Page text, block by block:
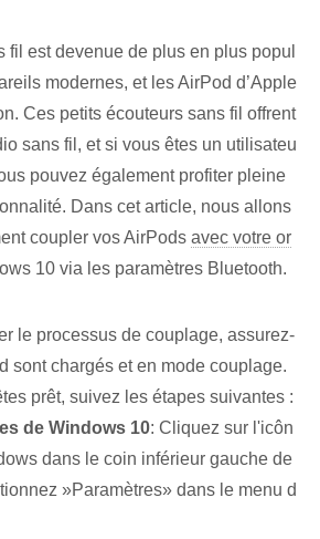
fil est devenue de plus en plus popul
modernes, et les AirPod d’Apple
Ces petits écouteurs sans fil offrent
sans fil, et si vous êtes un utilisateu
pouvez également profiter pleine
Dans cet article, nous allons
coupler vos AirPods avec votre or
10 via les paramètres Bluetooth.
le processus de couplage, assurez-
sont chargés et en mode couplage.
prêt, suivez les étapes suivantes :
de Windows 10: Cliquez⁤ sur l'icôn
dans le coin inférieur gauche de
​»Paramètres» dans le menu d